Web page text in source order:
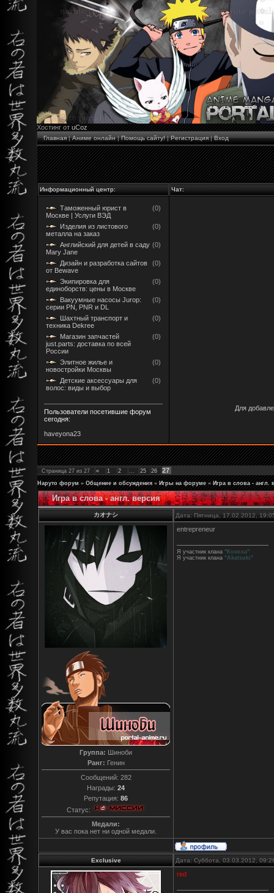
Хостинг отuCoz
Главная|Аниме онлайн|Помощь сайту!|Регистрация|Вход
Информационный центр: Чат:
Таможенный юрист в
Москве | Услуги ВЭД
(0)
Изделия из листового
металла на заказ
(0)
Английский для детей в саду
Mary Jane
(0)
Дизайн и разработка сайтов
от Bewave
(0)
Экипировка для
единоборств: цены в Москве
(0)
Вакуумные насосы Jurop:
серии PN, PNR и DL
(0)
Шахтный транспорт и
техника Dekree
(0)
Магазин запчастей
just.parts: доставка по всей
России
(0)
Элитное жилье и
новостройки Москвы
(0)
Детские аксессуары для
волос: виды и выбор
(0)
Пользователи посетившие форум
сегодня:
haveyona23
Для
Страница 27 из 27 « 1 2 25 26 27
Наруто форум » Общение и обсуждения » Игры на форуме » Игра в слова - англ.
Игра в слова - англ. версия
カオナシ Дата: Пятница, 17.02.2012,
Группа: Шиноби
Ранг: Генин
Сообщений: 282
Награды: 24
Репутация: 86
Статус:
Медали:
У вас пока нет ни одной медали.
entrepreneur
Я участник клана "Коноха"
Я участник клана "Akatsuki"
Exclusive Дата: Суббота, 03.03.2012,
red